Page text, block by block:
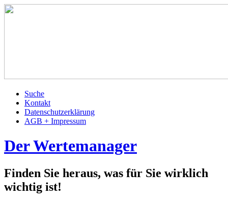
Suche
Kontakt
Datenschutzerklärung
AGB + Impressum
Der Wertemanager
Finden Sie heraus, was für Sie wirklich
wichtig ist!